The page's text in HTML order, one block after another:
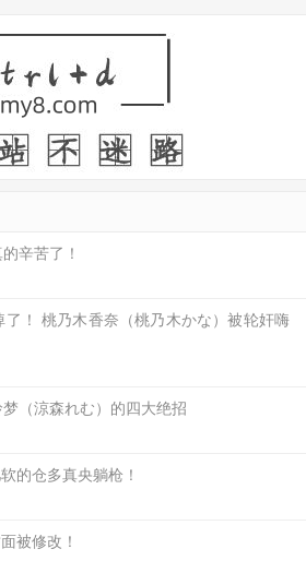
辛苦了！
了！ 桃乃木香奈（桃乃木かな）被轮奸嗨
（涼森れむ）的四大绝招
的仓多真央躺枪！
被修改！